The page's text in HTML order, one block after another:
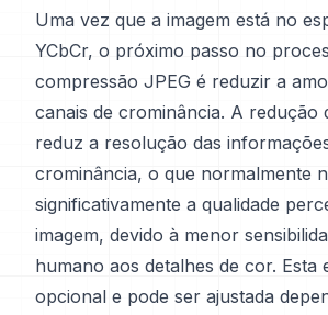
Uma vez que a imagem está no
YCbCr, o próximo passo no
compressão JPEG é reduzir a
canais de crominância. A redução
reduz a resolução das
crominância, o que normalmente
significativamente a qualidade
imagem, devido à menor
humano aos detalhes de cor. Esta
opcional e pode ser ajustada